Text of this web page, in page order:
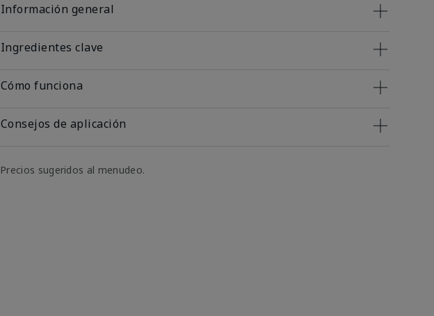
Información general
Ingredientes clave
Cómo funciona
Consejos de aplicación
Precios sugeridos al menudeo.